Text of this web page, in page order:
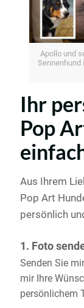
Apollo und
Sennenhund
Ihr
Pop
Aus Ihrem
Pop Art
persönlich
1. Foto
Senden Sie
mir Ihre
persönlichem